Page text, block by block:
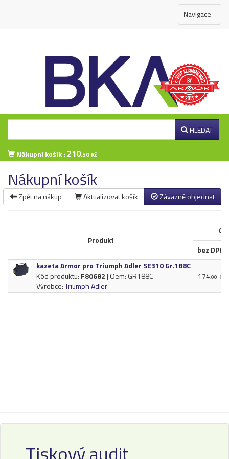
Navigace
HLEDAT
Nákupní košík : 210,50 Kč
Nákupní košík
Zpět na nákup Aktualizovat košík Závazně objednat
Produkt
bez DPH
kazeta Armor pro Triumph Adler SE310 Gr.​188C
Kód produktu: F80682| Oem: GR188C
Výrobce:Triumph Adler
174,00 Kč